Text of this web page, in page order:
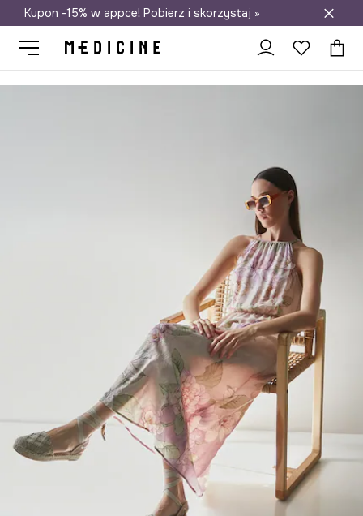
Darmowa dostawa do salonów
Kupon -15% w appce! Pobierz i skorzystaj »